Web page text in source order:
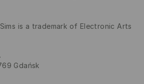
is a trademark of Electronic Arts
Gdańsk